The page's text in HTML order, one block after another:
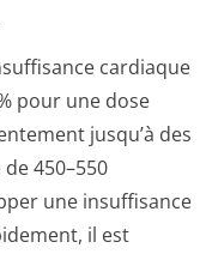
cardiaque
pour une dose
jusqu’à des
450–550
une insuffisance
il est